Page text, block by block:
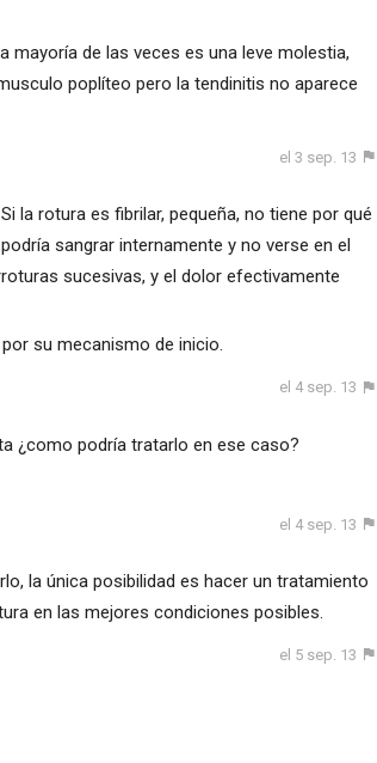
mayoría de las veces es una leve molestia,
poplíteo pero la tendinitis no aparece
el 3 sep. 13
la rotura es fibrilar, pequeña, no tiene por qué
sangrar internamente y no verse en el
sucesivas, y el dolor efectivamente
su mecanismo de inicio.
el 4 sep. 13
¿como podría tratarlo en ese caso?
el 4 sep. 13
la única posibilidad es hacer un tratamiento
en las mejores condiciones posibles.
el 5 sep. 13